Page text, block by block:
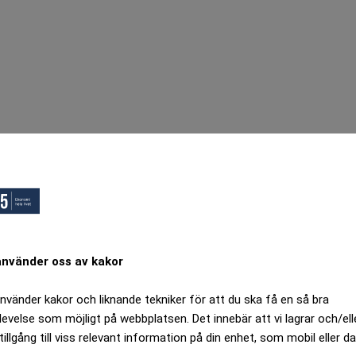
oss av kakor
kakor och liknande tekniker för att du ska få en så bra
som möjligt på webbplatsen. Det innebär att vi lagrar och/
till viss relevant information på din enhet, som mobil eller